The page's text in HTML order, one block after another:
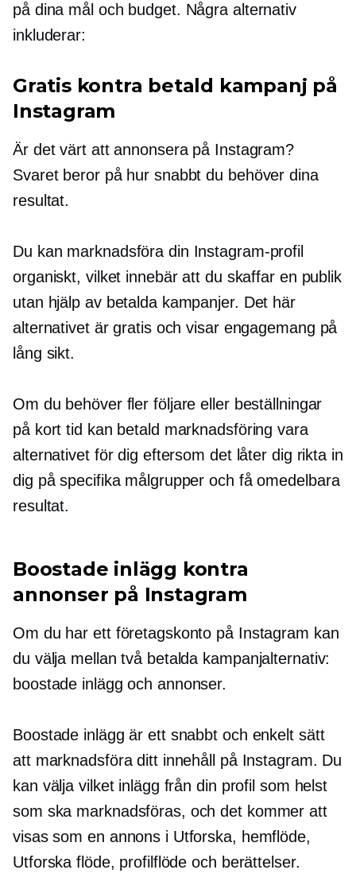
på dina mål och budget. Några alternativ
inkluderar:
Gratis kontra betald kampanj på
Instagram
Är det värt att annonsera på Instagram?
Svaret beror på hur snabbt du behöver dina
resultat.
Du kan marknadsföra din Instagram-profil
organiskt, vilket innebär att du skaffar en publik
utan hjälp av betalda kampanjer. Det här
alternativet är gratis och visar engagemang på
lång sikt.
Om du behöver fler följare eller beställningar
på kort tid kan betald marknadsföring vara
alternativet för dig eftersom det låter dig rikta in
dig på specifika målgrupper och få omedelbara
resultat.
Boostade inlägg kontra
annonser på Instagram
Om du har ett företagskonto på Instagram kan
du välja mellan två betalda kampanjalternativ:
boostade inlägg och annonser.
Boostade inlägg är ett snabbt och enkelt sätt
att marknadsföra ditt innehåll på Instagram. Du
kan välja vilket inlägg från din profil som helst
som ska marknadsföras, och det kommer att
visas som en annons i Utforska, hemflöde,
Utforska flöde, profilflöde och berättelser.